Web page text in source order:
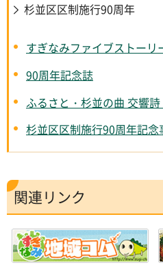
杉並区区制施行90周年
すぎなみファイブストーリ
90周年記念誌
ふるさと・杉並の曲 交響詩
杉並区区制施行90周年記念
関連リンク